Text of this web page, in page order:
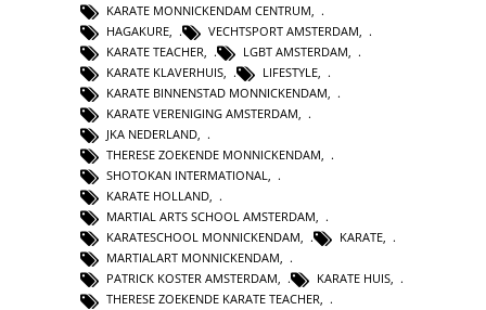
KARATE MONNICKENDAM CENTRUM
HAGAKURE
VECHTSPORT AMSTERDAM
KARATE TEACHER
LGBT AMSTERDAM
KARATE KLAVERHUIS
LIFESTYLE
KARATE BINNENSTAD MONNICKENDAM
KARATE VERENIGING AMSTERDAM
JKA NEDERLAND
THERESE ZOEKENDE MONNICKENDAM,
SHOTOKAN INTERMATIONAL,
KARATE HOLLAND,
MARTIAL ARTS SCHOOL AMSTERDAM,
KARATESCHOOL MONNICKENDAM, KARATE,
MARTIALART MONNICKENDAM,
PATRICK KOSTER AMSTERDAM, KARATE HUIS,
THERESE ZOEKENDE KARATE TEACHER,